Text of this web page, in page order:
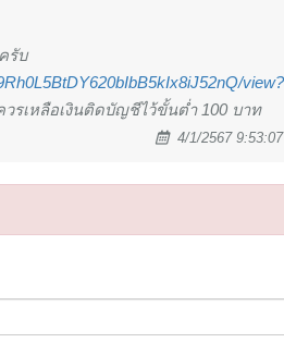
รับ
รเหลือเงินติดบัญชีไว้ขั้นต่ำ 100 บาท
4/1/2567 9:53:07